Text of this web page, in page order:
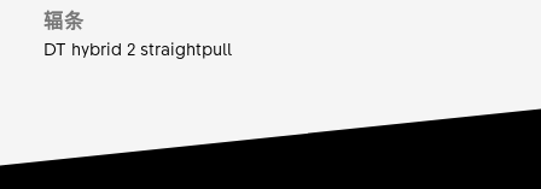
辐条
DT hybrid 2 straightpull